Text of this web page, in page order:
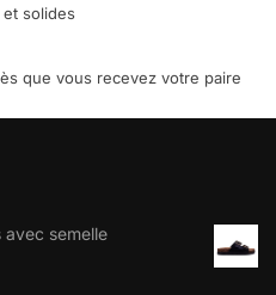
solides
que vous recevez votre paire
semelle